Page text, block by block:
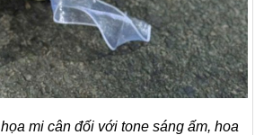
mi cân đối với tone sáng ấm, hoa